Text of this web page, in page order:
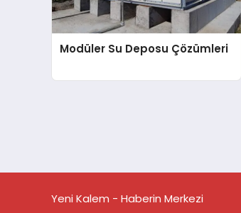
Modüler Su Deposu Çözümleri
Yeni Kalem - Haberin Merkezi